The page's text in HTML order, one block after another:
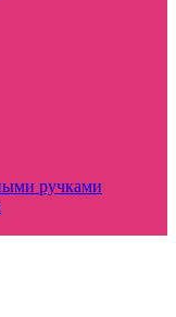
ручками